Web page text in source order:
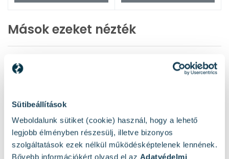
Sütibeállítások
Weboldalunk sütiket (cookie) használ, hogy a lehető
legjobb élményben részesülj, illetve bizonyos
szolgáltatások ezek nélkül működésképtelenek lennének.
Bővebb információkért olvasd el az Adatvédelmi
Mások ezeket nézték